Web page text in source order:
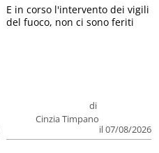
di
Cinzia Timpano
il 07/08/2026
E in corso l'intervento dei vigili
del fuoco, non ci sono feriti